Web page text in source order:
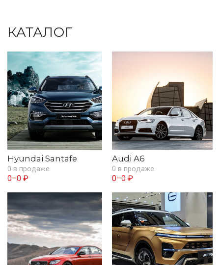
КАТАЛОГ
Hyundai Santafe
0 в продаже
0–0 ₽
Audi A6
0 в продаже
0–0 ₽